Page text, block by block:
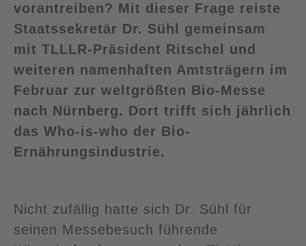
vorantreiben? Mit dieser Frage reiste
Staatssekretär Dr. Sühl gemeinsam
mit TLLLR-Präsident Ritschel und
weiteren namenhaften Amtsträgern im
Februar zur weltgrößten Bio-Messe
nach Nürnberg. Dort trifft sich jährlich
das Who-is-who der Bio-
Ernährungsindustrie.
Nicht zufällig hatte sich Dr. Sühl für
seinen Messebesuch führende